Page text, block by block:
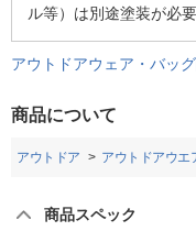
ル等）は別途塗装が必
アウトドアウェア・バッ
商品について
アウトドア アウトドアウエ
商品スペック